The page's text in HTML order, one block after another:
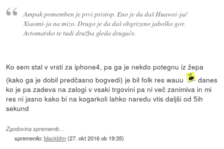
Ampak pomemben je prvi pristop. Eno je da daš Huawei-ja/
Xiaomi-ja na mizo. Drugo je da daš obgrizeno jabolko gor.
Avtomatsko te tudi družba gleda drugače.
Ko sem stal v vrsti za iphone4, pa ga je nekdo potegnu iz žepa
(kako ga je dobil predčasno bogvedi) je bil folk res wauu
danes
ko je pa zadeva na zalogi v vsaki trgovini pa ni več zanimiva in mi
res ni jasno kako bi na kogarkoli lahko naredu vtis daljši od 5ih
sekund
Zgodovina sprememb…
spremenilo:blackbfm(27. okt 2016 ob 19:35)